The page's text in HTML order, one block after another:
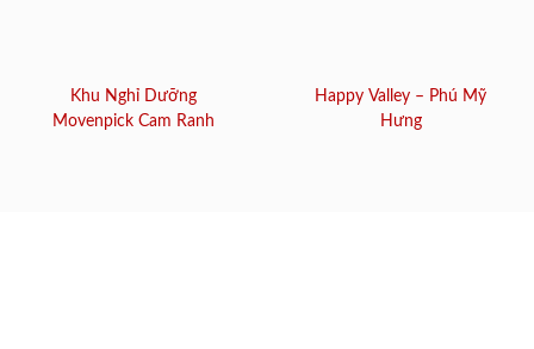
Khu Nghỉ Dưỡng
Movenpick Cam Ranh
Happy Valley – Phú Mỹ
Hưng